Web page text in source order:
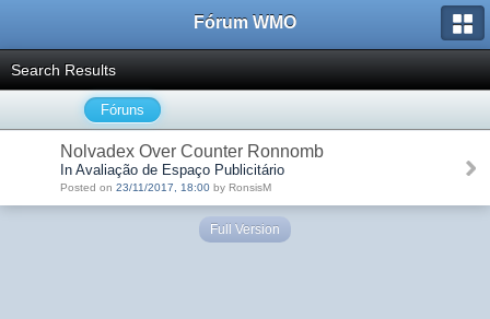
Fórum WMO
Search Results
Fóruns
Nolvadex Over Counter Ronnomb
In Avaliação de Espaço Publicitário
Posted on 23/11/2017, 18:00 by RonsisM
Full Version